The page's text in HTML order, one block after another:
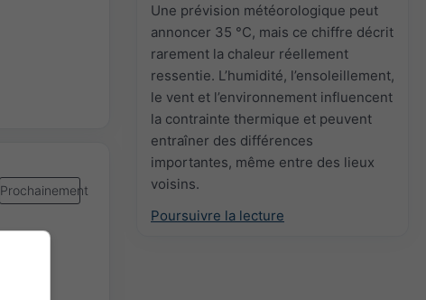
Une prévision météorologique peut
annoncer 35 °C, mais ce chiffre décrit
rarement la chaleur réellement
ressentie. L’humidité, l’ensoleillement,
le vent et l’environnement influencent
la contrainte thermique et peuvent
entraîner des différences
importantes, même entre des lieux
voisins.
Poursuivre la lecture
Prochainement